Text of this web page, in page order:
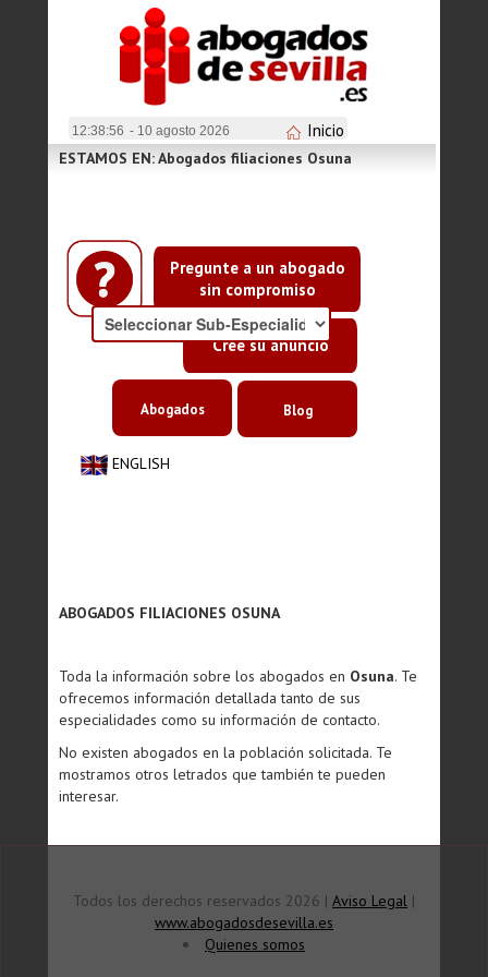
12:38:56 - 10 agosto 2026 Inicio
Pregunte a un abogado
sin compromiso
Cree su anuncio
ESTAMOS EN: Abogados filiaciones Osuna
ENGLISH
Abogados Blog
ABOGADOS FILIACIONES OSUNA
Toda la información sobre los abogados en Osuna. Te
ofrecemos información detallada tanto de sus
especialidades como su información de contacto.
No existen abogados en la población solicitada. Te
mostramos otros letrados que también te pueden
interesar.
Todos los derechos reservados 2026 | Aviso Legal |
www.abogadosdesevilla.es
Quienes somos